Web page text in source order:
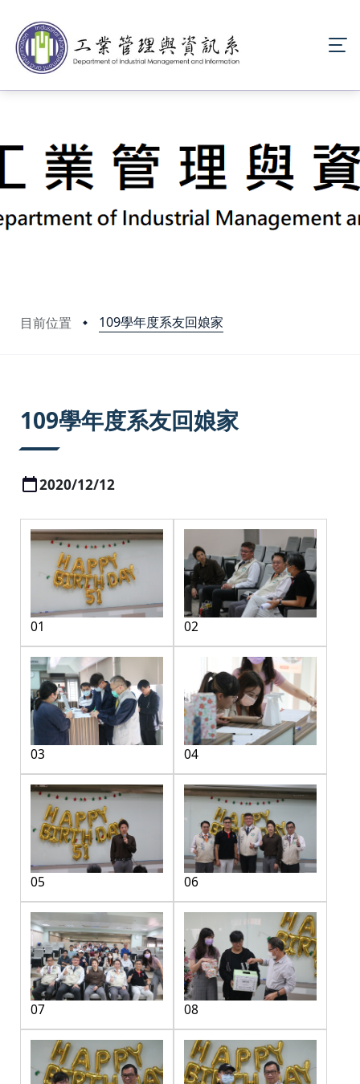
目前位置 109學年度系友回娘家
109學年度系友回娘家
2020/12/12
01 02
03 04
05 06
07 08